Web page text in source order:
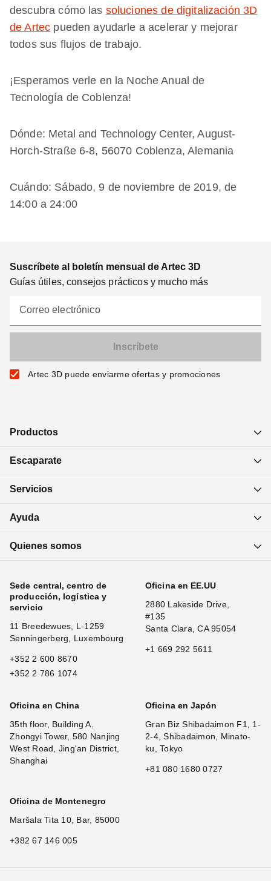
descubra cómo las soluciones de digitalización 3D
de Artec pueden ayudarle a acelerar y mejorar
todos sus flujos de trabajo.
¡Esperamos verle en la Noche Anual de
Tecnología de Coblenza!
Dónde: Metal and Technology Center, August-
Horch-Straße 6-8, 56070 Coblenza, Alemania
Cuándo: Sábado, 9 de noviembre de 2019, de
14:00 a 24:00
Suscríbete al boletín mensual de Artec 3D
Guías útiles, consejos prácticos y mucho más
Correo electrónico
Artec 3D puede enviarme ofertas y promociones
Productos
Escaparate
Servicios
Ayuda
Quienes somos
Sede central, centro de
producción, logística y
servicio
11 Breedewues, L-1259
Senningerberg, Luxembourg
+352 2 600 8670
+352 2 786 1074
Oficina en EE.UU
2880 Lakeside Drive,
#135
Santa Clara, CA 95054
+1 669 292 5611
Oficina en China
35th floor, Building A,
Zhongyi Tower, 580 Nanjing
West Road, Jing'an District,
Shanghai
Oficina en Japón
Gran Biz Shibadaimon F1, 1-
2-4, Shibadaimon, Minato-
ku, Tokyo
+81 080 1680 0727
Oficina de Montenegro
Maršala Tita 10, Bar, 85000
+382 67 146 005